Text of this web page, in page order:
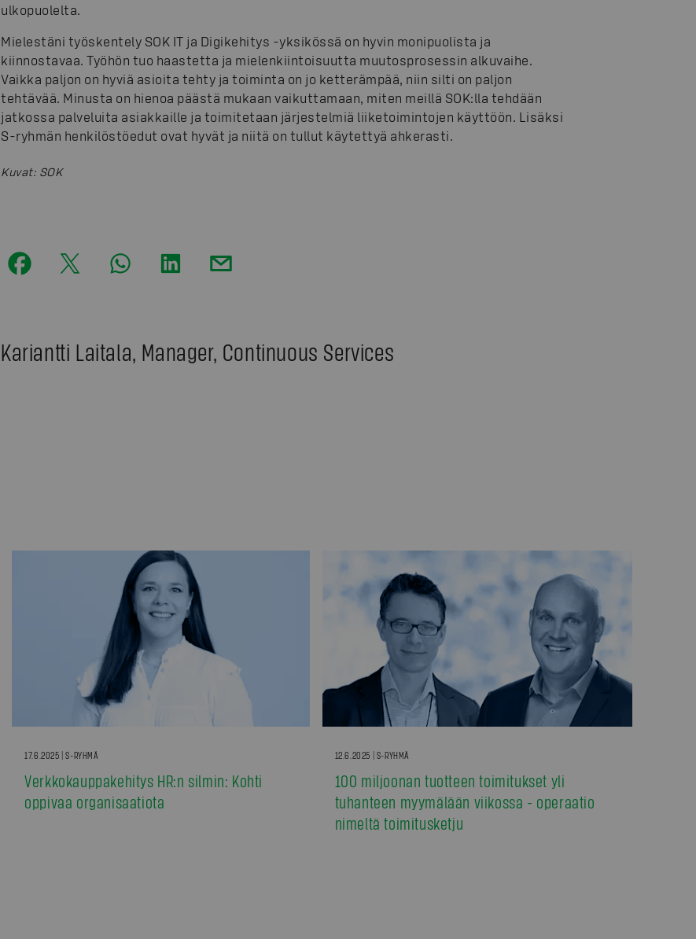
ulkopuolelta.
Mielestäni työskentely SOK IT ja Digikehitys -yksikössä on hyvin monipuolista ja
kiinnostavaa. Työhön tuo haastetta ja mielenkiintoisuutta muutosprosessin alkuvaihe.
Vaikka paljon on hyviä asioita tehty ja toiminta on jo ketterämpää, niin silti on paljon
tehtävää. Minusta on hienoa päästä mukaan vaikuttamaan, miten meillä SOK:lla tehdään
jatkossa palveluita asiakkaille ja toimitetaan järjestelmiä liiketoimintojen käyttöön. Lisäksi
S-ryhmän henkilöstöedut ovat hyvät ja niitä on tullut käytettyä ahkerasti.
Kuvat: SOK
Kariantti Laitala, Manager, Continuous Services
17.6.2025 | S-RYHMÄ
Verkkokauppakehitys HR:n silmin: Kohti
oppivaa organisaatiota
12.6.2025 | S-RYHMÄ
100 miljoonan tuotteen toimitukset yli
tuhanteen myymälään viikossa - operaatio
nimeltä toimitusketju